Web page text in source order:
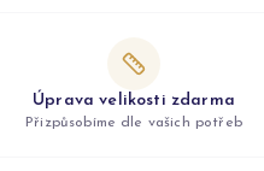
Úprava velikosti zdarma
Přizpůsobíme dle vašich potřeb